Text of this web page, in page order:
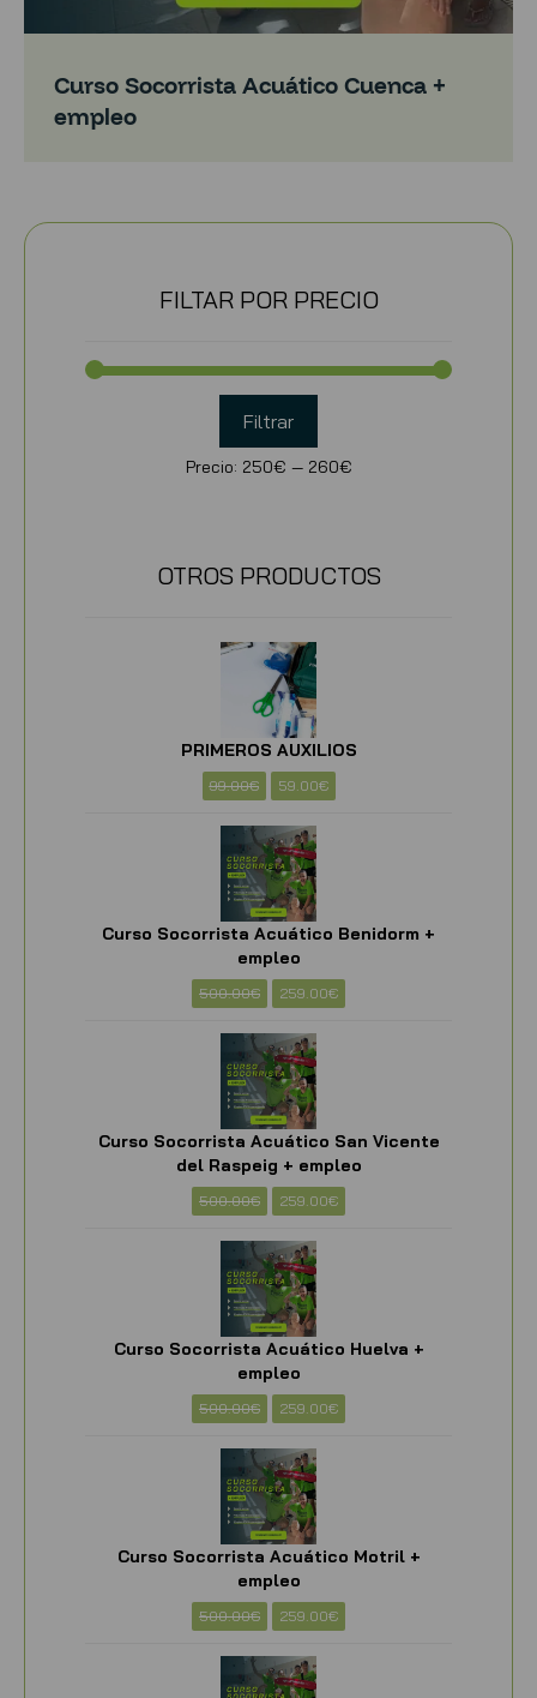
Curso Socorrista Acuático Cuenca +
empleo
FILTAR POR PRECIO
Filtrar
Precio: 250€ — 260€
OTROS PRODUCTOS
PRIMEROS AUXILIOS
99.00€ 59.00€
Curso Socorrista Acuático Benidorm +
empleo
500.00€ 259.00€
Curso Socorrista Acuático San Vicente
del Raspeig + empleo
500.00€ 259.00€
Curso Socorrista Acuático Huelva +
empleo
500.00€ 259.00€
Curso Socorrista Acuático Motril +
empleo
500.00€ 259.00€